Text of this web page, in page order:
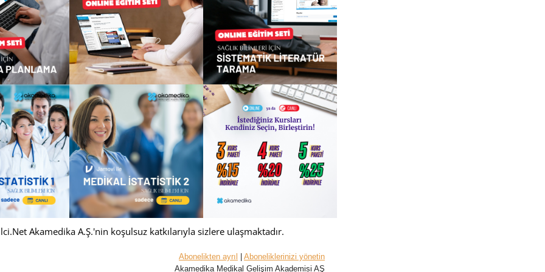
Akamedika A.Ş.'nin koşulsuz katkılarıyla sizlere ulaşmaktadır.
Abonelikten ayrıl
Aboneliklerinizi yönetin
Akamedika Medikal Gelişim Akademisi AŞ